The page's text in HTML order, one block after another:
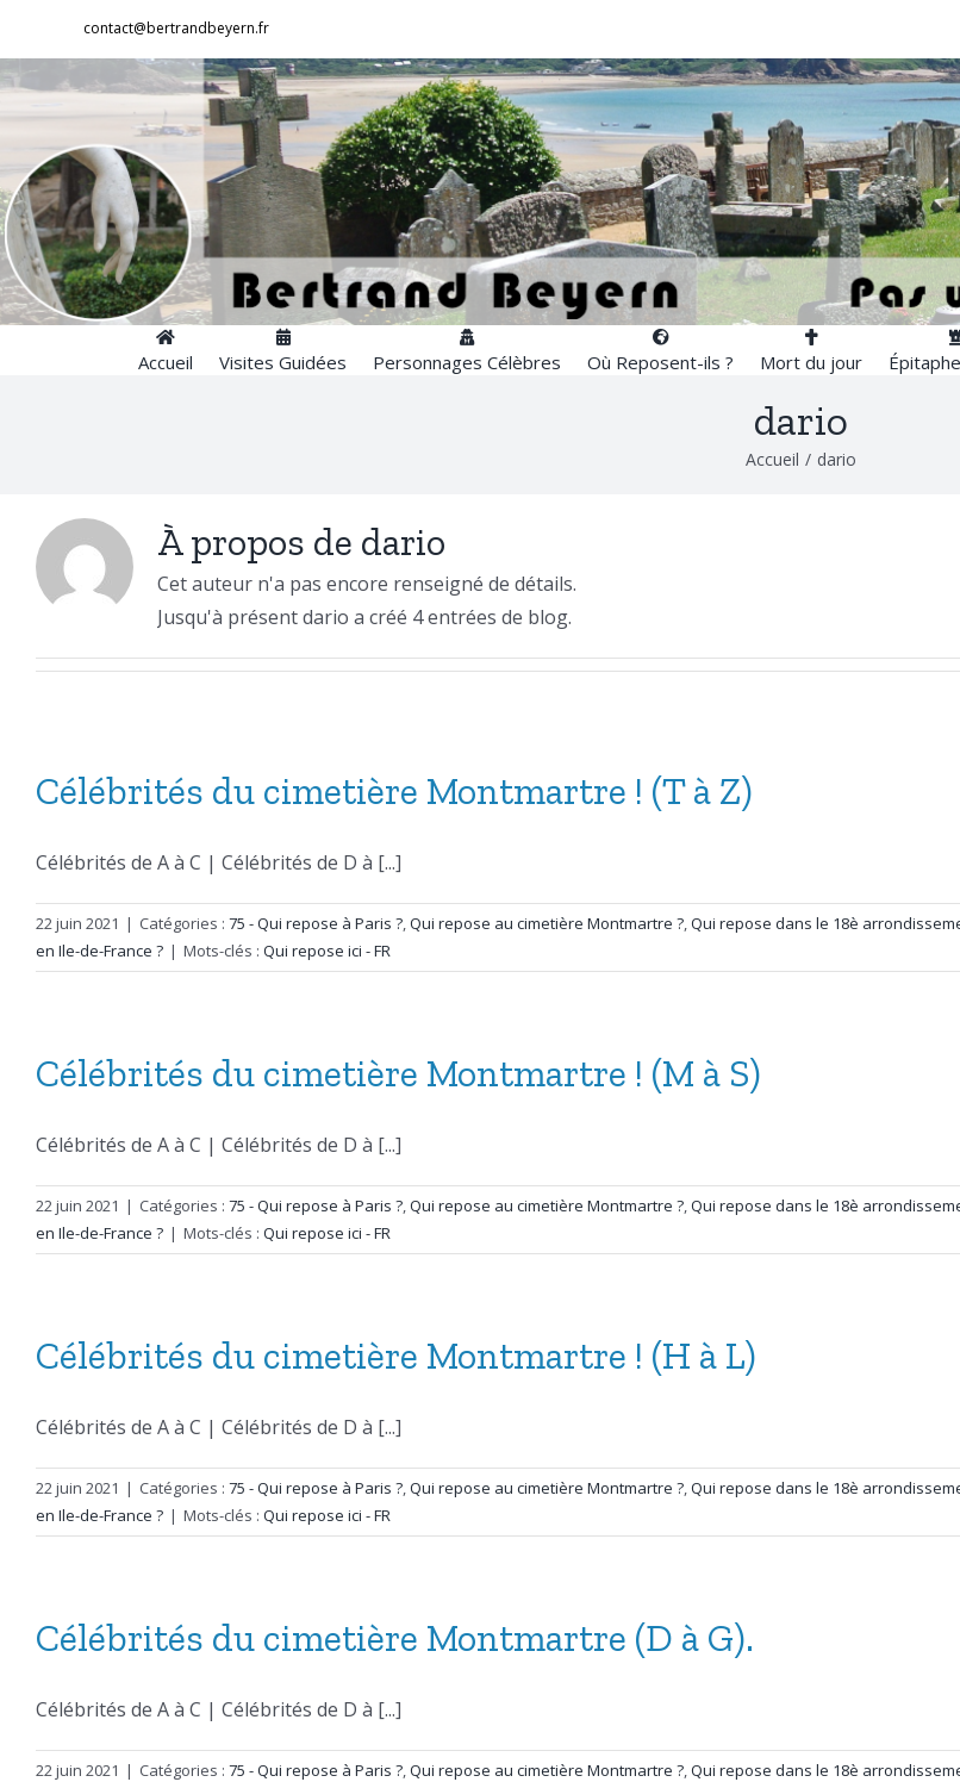
contenu
contact@bertrandbeyern.fr
Accueil Visites Guidées Personnages Célèbres Où Reposent-ils ? Mort du jour
dario
Accueil / dario
À propos de dario
Cet auteur n'a pas encore renseigné de détails.
Jusqu'à présent dario a créé 4 entrées de blog.
Célébrités du cimetière Montmartre ! (T à Z)
Célébrités de A à C | Célébrités de D à [...]
22 juin 2021 | Catégories : 75 - Qui repose à Paris ?,Qui repose au cimetière Montmartre ?,Qui repose dans le 18è
en Ile-de-France ? | Mots-clés : Qui repose ici - FR
Célébrités du cimetière Montmartre ! (M à S)
Célébrités de A à C | Célébrités de D à [...]
22 juin 2021 | Catégories : 75 - Qui repose à Paris ?,Qui repose au cimetière Montmartre ?,Qui repose dans le 18è
en Ile-de-France ? | Mots-clés : Qui repose ici - FR
Célébrités du cimetière Montmartre ! (H à L)
Célébrités de A à C | Célébrités de D à [...]
22 juin 2021 | Catégories : 75 - Qui repose à Paris ?,Qui repose au cimetière Montmartre ?,Qui repose dans le 18è
en Ile-de-France ? | Mots-clés : Qui repose ici - FR
Célébrités du cimetière Montmartre (D à G).
Célébrités de A à C | Célébrités de D à [...]
22 juin 2021 | Catégories : 75 - Qui repose à Paris ?,Qui repose au cimetière Montmartre ?,Qui repose dans le 18è